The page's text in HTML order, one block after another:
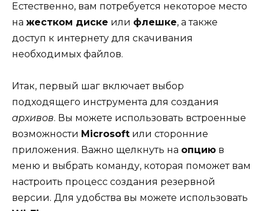
Естественно, вам потребуется некоторое место
на жестком диске или флешке, а также
доступ к интернету для скачивания
необходимых файлов.
Итак, первый шаг включает выбор
подходящего инструмента для создания
архивов. Вы можете использовать встроенные
возможности Microsoft или сторонние
приложения. Важно щелкнуть на опцию в
меню и выбрать команду, которая поможет вам
настроить процесс создания резервной
версии. Для удобства вы можете использовать